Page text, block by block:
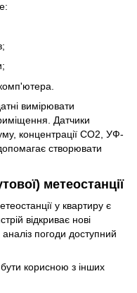
вимірювати
Датчики
концентрації CO2, УФ-
створювати
метеостанції
у квартиру є
відкриває нові
погоди доступний
корисною з інших